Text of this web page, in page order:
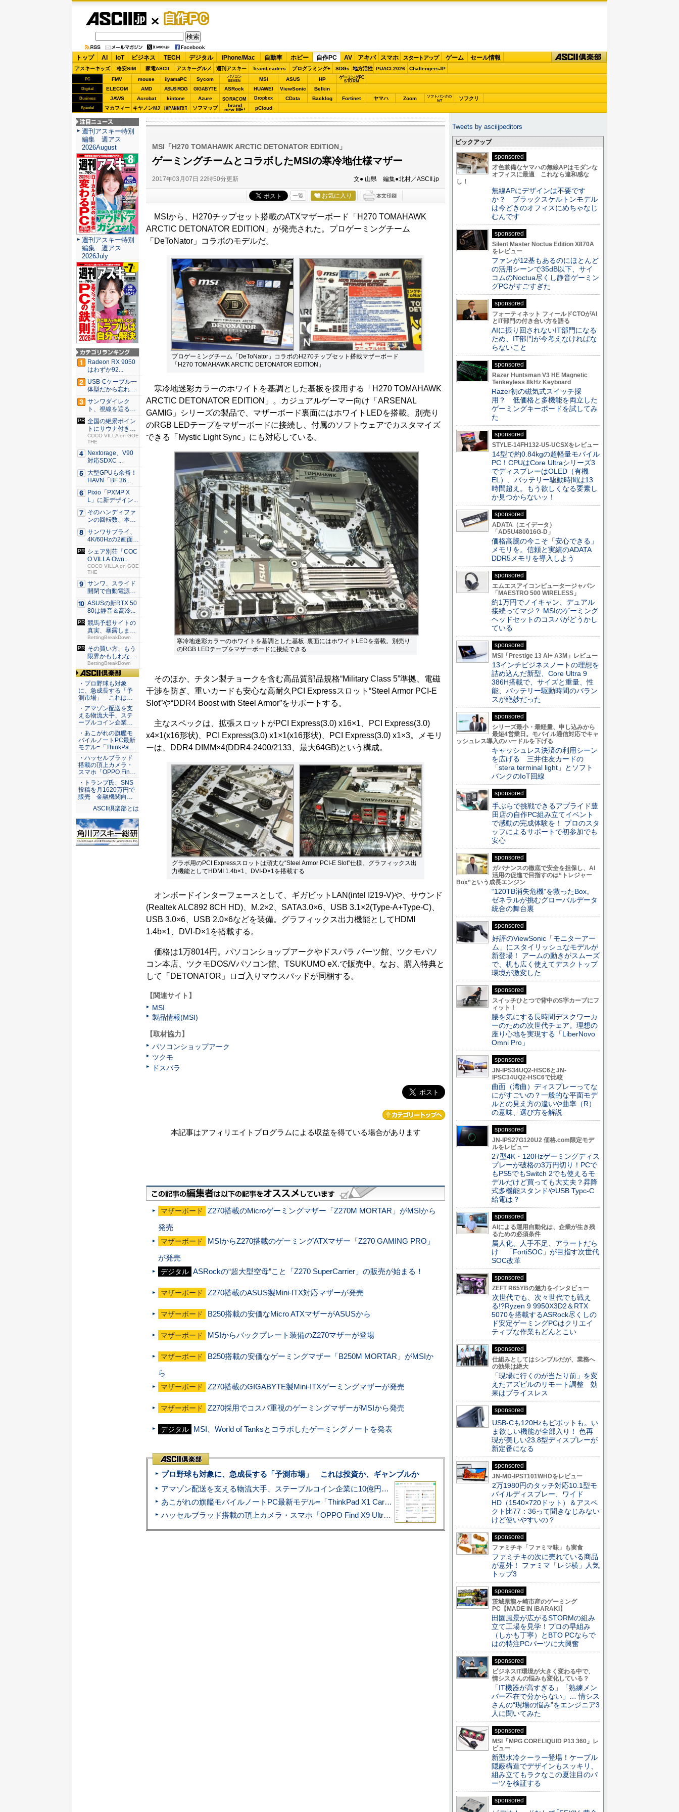
自作PC
トップ AI IoT ビジネス TECH デジタル iPhone/Mac 自動車 ホビー 自作PC AV アキバ スマホ スタートアップ ゲーム セール情報
アスキーキッズ 格安SIM 家電ASCII アスキーグルメ 週刊アスキー TeamLeaders プログラミング+ SDGs 地方活性 PUACL2026 ChallengersJP
PC FMV mouse iiyamaPC Sycom
パソコン
SEVEN
MSI ASUS HP ゲーミングPC
STORM
Digital ELECOM AMD ASUS ROG GIGABYTE ASRock HUAWEI ViewSonic Belkin
Business JAWS Acrobat kintone Azure SORACOM Dropbox CData Backlog Fortinet ヤマハ Zoom
ソフトバンクの
IoT
ソフクリ
Special マカフィー キヤノンMJ JAPANNEXT ソフマップ brand
new ME! pCloud
MSI「H270 TOMAHAWK ARCTIC DETONATOR EDITION」
ゲーミングチームとコラボしたMSIの寒冷地仕様マザー
2017年03月07日 22時50分更新 文● 山県 編集●北村／ASCII.jp
一覧 お気に入り
MSIから、H270チップセット搭載のATXマザーボード「H270 TOMAHAWK
ARCTIC DETONATOR EDITION」が発売された。プロゲーミングチーム
「DeToNator」コラボのモデルだ。
プロゲーミングチーム「DeToNator」コラボのH270チップセット搭載マザーボード
「H270 TOMAHAWK ARCTIC DETONATOR EDITION」
寒冷地迷彩カラーのホワイトを基調とした基板を採用する「H270 TOMAHAWK
ARCTIC DETONATOR EDITION」。カジュアルゲーマー向け「ARSENAL
GAMIG」シリーズの製品で、マザーボード裏面にはホワイトLEDを搭載。別売り
のRGB LEDテープをマザーボードに接続し、付属のソフトウェアでカスタマイズ
できる「Mystic Light Sync」にも対応している。
寒冷地迷彩カラーのホワイトを基調とした基板. 裏面にはホワイトLEDを搭載。別売り
のRGB LEDテープをマザーボードに接続できる
そのほか、チタン製チョークを含む高品質部品規格“Military Class 5”準拠、電磁
干渉を防ぎ、重いカードも安心な高耐久PCI Expressスロット“Steel Armor PCI-E
Slot”や“DDR4 Boost with Steel Armor”をサポートする。
主なスペックは、拡張スロットがPCI Express(3.0) x16×1、PCI Express(3.0)
x4×1(x16形状)、PCI Express(3.0) x1×1(x16形状)、PCI Express(3.0) x1×3。メモリ
ーは、DDR4 DIMM×4(DDR4-2400/2133、最大64GB)という構成。
グラボ用のPCI Expressスロットは頑丈な“Steel Armor PCI-E Slot”仕様。グラフィックス出
力機能としてHDMI 1.4b×1、DVI-D×1を搭載する
オンボードインターフェースとして、ギガビットLAN(intel I219-V)や、サウンド
(Realtek ALC892 8CH HD)、M.2×2、SATA3.0×6、USB 3.1×2(Type-A+Type-C)、
USB 3.0×6、USB 2.0×6などを装備。グラフィックス出力機能としてHDMI
1.4b×1、DVI-D×1を搭載する。
価格は1万8014円。パソコンショップアークやドスパラ パーツ館、ツクモパソ
コン本店、ツクモDOS/Vパソコン館、TSUKUMO eX.で販売中。なお、購入特典と
して「DETONATOR」ロゴ入りマウスパッドが同梱する。
【関連サイト】
MSI
製品情報(MSI)
【取材協力】
パソコンショップアーク
ツクモ
ドスパラ
本記事はアフィリエイトプログラムによる収益を得ている場合があります
マザーボード
Z270搭載のMicroゲーミングマザー「Z270M MORTAR」がMSIから
発売
マザーボード
MSIからZ270搭載のゲーミングATXマザー「Z270 GAMING PRO」
が発売
デジタル ASRockの“超大型空母”こと「Z270 SuperCarrier」の販売が始まる！
マザーボード Z270搭載のASUS製Mini-ITX対応マザーが発売
マザーボード B250搭載の安価なMicro ATXマザーがASUSから
マザーボード MSIからバックプレート装備のZ270マザーが登場
マザーボード
B250搭載の安価なゲーミングマザー「B250M MORTAR」がMSIか
ら
マザーボード Z270搭載のGIGABYTE製Mini-ITXゲーミングマザーが発売
マザーボード Z270採用でコスパ重視のゲーミングマザーがMSIから発売
デジタル MSI、World of Tanksとコラボしたゲーミングノートを発表
プロ野球も対象に、急成長する「予測市場」 これは投資か、ギャンブルか
アマゾン配送を支える物流大手、ステーブルコイン企業に10億円投資のワケ
あこがれの旗艦モバイルノートPC最新モデル=「ThinkPad X1 Carbon Gen 14 Aura Edition」実機レビュー
ハッセルブラッド搭載の頂上カメラ・スマホ「OPPO Find X9 Ultra」実写レビュー=プロが本気で徹底撮影しました!!
注目ニュース
週刊アスキー特別
編集 週アス
2026August
週刊アスキー特別
編集 週アス
2026July
Radeon RX 9050
はわずか92...
USB-Cケーブル一
体型だから忘れな
い！...
サンワダイレク
ト、視線を遮るフ
ェルト製デ...
全国の絶景ポイン
トにサウナ付きの
シェア別...
COCO VILLA on GOE
THE
Nextorage、V90
対応SDXC ...
大型GPUも余裕！
HAVN「BF 36...
Pixio「PXMP X
L」に新デザイン...
そのハンディファ
ンの回転数、本
当？ 20...
サンワサプライ、
4K/60Hzの2画面
出...
シェア別荘「COC
O VILLA Own...
COCO VILLA on GOE
THE
サンワ、スライド
開閉で自動電源O
N/OF...
ASUSの新RTX 50
80は静音＆高冷...
競馬予想サイトの
真実、暴露しま
す...
BettingBreakDown
その買い方、もう
限界かもしれな
い...
BettingBreakDown
ASCII倶楽部
・プロ野球も対象
に、急成長する「予
測市場」 これは…
・アマゾン配送を支
える物流大手、ステ
ーブルコイン企業…
・あこがれの旗艦モ
バイルノートPC最新
モデル=「ThinkPa…
・ハッセルブラッド
搭載の頂上カメラ・
スマホ「OPPO Fin…
・トランプ氏、SNS
投稿を月1620万円で
販売 金融機関向…
ASCII倶楽部とは
Tweets by asciijpeditors
ピックアップ
sponsored
才色兼備なヤマハの無線APはモダンな
オフィスに最適 これなら違和感な
し！
無線APにデザインは不要です
か？ ブラックスケルトンモデル
は今どきのオフィスにめちゃなじ
むんです
sponsored
Silent Master Noctua Edition X870A
をレビュー
ファンが12基もあるのにほとんど
の活用シーンで35dB以下、サイ
コムのNoctua尽くし静音ゲーミン
グPCがすごすぎた
sponsored
フォーティネット フィールドCTOがAI
とIT部門の付き合い方を語る
AIに振り回されないIT部門になる
ため、IT部門が今考えなければな
らないこと
sponsored
Razer Huntsman V3 HE Magnetic
Tenkeyless 8kHz Keyboard
Razer初の磁気式スイッチ採
用？ 低価格と多機能を両立した
ゲーミングキーボードを試してみ
た
sponsored
STYLE-14FH132-U5-UCSXをレビュー
14型で約0.84kgの超軽量モバイル
PC！CPUはCore Ultraシリーズ3
でディスプレーはOLED（有機
EL）、バッテリー駆動時間は13
時間超え。もう欲しくなる要素し
か見つからないッ！
sponsored
ADATA（エイデータ）
「AD5U480016G-D」
価格高騰の今こそ「安心できる」
メモリを。信頼と実績のADATA
DDR5メモリを導入しよう
sponsored
エムエスアイコンピュータージャパン
「MAESTRO 500 WIRELESS」
約1万円でノイキャン、デュアル
接続ってマジ？ MSIのゲーミング
ヘッドセットのコスパがどうかし
ている
sponsored
MSI「Prestige 13 AI+ A3M」レビュー
13インチビジネスノートの理想を
詰め込んだ新型、Core Ultra 9
386H搭載で、サイズと重量、性
能、バッテリー駆動時間のバラン
スが絶妙だった
sponsored
シリーズ最小・最軽量、申し込みから
最短4営業日。モバイル通信対応でキャ
ッシュレス導入のハードルを下げる
キャッシュレス決済の利用シーン
を広げる 三井住友カードの
「stera terminal light」とソフト
バンクのIoT回線
sponsored
手ぶらで挑戦できるアプライド豊
田店の自作PC組み立てイベント
で感動の完成体験を！ プロのスタ
ッフによるサポートで初参加でも
安心
sponsored
ガバナンスの徹底で安全を担保し、AI
活用の促進で目指すのは“トレジャー
Box”という成長エンジン
“120TB消失危機”を救ったBox。
ゼネラルが挑むグローバルデータ
統合の舞台裏
sponsored
好評のViewSonic「モニターアー
ム」にスタイリッシュなモデルが
新登場！ アームの動きがスムーズ
で、机も広く使えてデスクトップ
環境が激変した
sponsored
スイッチひとつで背中のS字カーブにフ
ィット！
腰を気にする長時間デスクワーカ
ーのための次世代チェア。理想の
座り心地を実現する「LiberNovo
Omni Pro」
sponsored
JN-IPS34UQ2-HSC6とJN-
IPSC34UQ2-HSC6で比較
曲面（湾曲）ディスプレーってな
にがすごいの？一般的な平面モデ
ルとの見え方の違いや曲率（R）
の意味、選び方を解説
sponsored
JN-IPS27G120U2 価格.com限定モデ
ルをレビュー
27型4K・120Hzゲーミングディス
プレーが破格の3万円切り！PCで
もPS5でもSwitch 2でも使えるモ
デルだけど買っても大丈夫？昇降
式多機能スタンドやUSB Typc-C
給電は？
sponsored
AIによる運用自動化は、企業が生き残
るための必須条件
属人化、人手不足、アラートだら
け 「FortiSOC」が目指す次世代
SOC改革
sponsored
ZEFT R65YBの魅力をインタビュー
次世代でも、次々世代でも戦え
る!?Ryzen 9 9950X3D2＆RTX
5070を搭載するASRock尽くしの
ド安定ゲーミングPCはクリエイ
ティブな作業もどんとこい
sponsored
仕組みとしてはシンプルだが、業務へ
の効果は絶大
「現場に行くのが当たり前」を変
えたアズビルのリモート調整 効
果はプライスレス
sponsored
USB-Cも120Hzもピボットも。い
ま欲しい機能が全部入り！ 色再
現が美しい23.8型ディスプレーが
新定番になる
sponsored
JN-MD-IPST101WHDをレビュー
2万1980円のタッチ対応10.1型モ
バイルディスプレー、ワイド
HD（1540×720ドット）＆アスペ
クト比77：36って聞きなじみない
けど使いやすいの？
sponsored
ファミチキ「ファミマ味」も実食
ファミチキの次に売れている商品
が意外！ ファミマ「レジ横」人気
トップ3
sponsored
茨城県龍ヶ崎市産のゲーミング
PC【MADE IN IBARAKI】
田園風景が広がるSTORMの組み
立て工場を見学！プロの早組み
（しかも丁寧）とBTO PCならで
はの特注PCパーツに大興奮
sponsored
ビジネスIT環境が大きく変わる中で、
情シスさんの悩みも変化している？
「IT機器が高すぎる」「熟練メン
バー不在で分からない」… 情シス
さんの“現場の悩み”をエンジニア3
人に聞いてみた
sponsored
MSI「MPG CORELIQUID P13 360」レ
ビュー
新型水冷クーラー登場！ケーブル
隠蔽構造でデザインもスッキリ、
組み立てもラクなこの夏注目のパ
ーツを検証する
sponsored